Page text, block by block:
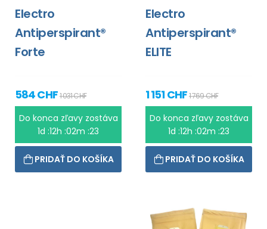
Electro
Antiperspirant®
Forte
584 CHF1 031 CHF
Do konca zľavy zostáva
1d :12h :02m :23
PRIDAŤ DO KOŠÍKA
Electro
Antiperspirant®
ELITE
1 151 CHF1 769 CHF
Do konca zľavy zostáva
1d :12h :02m :23
PRIDAŤ DO KOŠÍKA